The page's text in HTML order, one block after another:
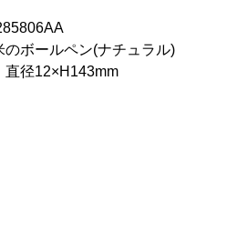
のボールペン(ナチュラル)
直径12×H143mm